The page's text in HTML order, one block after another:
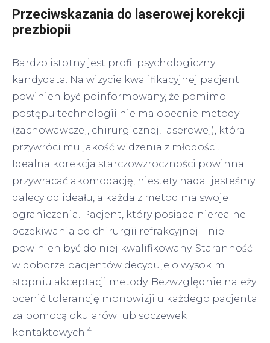
Przeciwskazania do laserowej korekcji
prezbiopii
Bardzo istotny jest profil psychologiczny
kandydata. Na wizycie kwalifikacyjnej pacjent
powinien być poinformowany, że pomimo
postępu technologii nie ma obecnie metody
(zachowawczej, chirurgicznej, laserowej), która
przywróci mu jakość widzenia z młodości.
Idealna korekcja starczowzroczności powinna
przywracać akomodację, niestety nadal jesteśmy
dalecy od ideału, a każda z metod ma swoje
ograniczenia. Pacjent, który posiada nierealne
oczekiwania od chirurgii refrakcyjnej – nie
powinien być do niej kwalifikowany. Staranność
w doborze pacjentów decyduje o wysokim
stopniu akceptacji metody. Bezwzględnie należy
ocenić tolerancję monowizji u każdego pacjenta
za pomocą okularów lub soczewek
kontaktowych.4